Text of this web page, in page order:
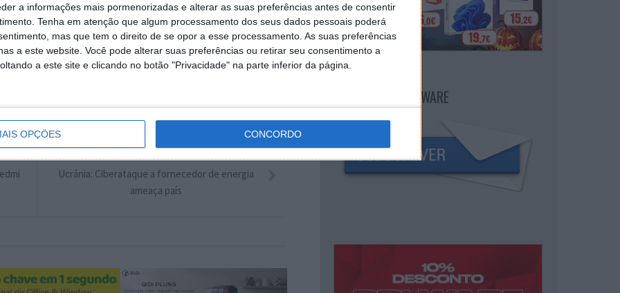
a informações mais pormenorizadas e alterar as suas preferências antes de consentir
Tenha em atenção que algum processamento dos seus dados pessoais poderá
mas que tem o direito de se opor a esse processamento. As suas preferências
a este website. Você pode alterar suas preferências ou retirar seu consentimento a
a este site e clicando no botão "Privacidade" na parte inferior da página.
OPÇÕES CONCORDO
no Google Notícias
Autor:Pedro Pinto
PRÓXIMO ARTIGO
Ucrânia: Ciberataque a fornecedor de energia
ameaça país
NEWSLETTER PPLWARE